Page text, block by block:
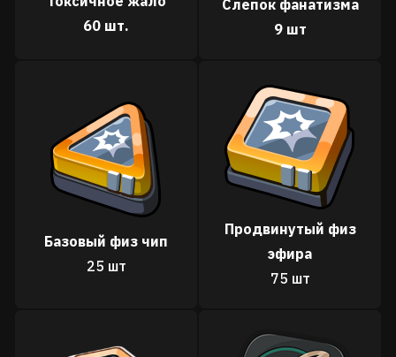
60 шт.
Слепок фанатизма
9 шт
Базовый физ чип
25 шт
Продвинутый физ
эфира
75 шт